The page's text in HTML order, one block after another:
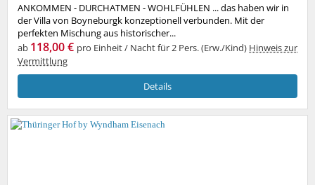
ANKOMMEN - DURCHATMEN - WOHLFÜHLEN ... das haben wir in
der Villa von Boyneburgk konzeptionell verbunden. Mit der
perfekten Mischung aus historischer...
ab 118,00 € pro Einheit / Nacht für 2 Pers. (Erw./Kind) Hinweis zur
Vermittlung
Details